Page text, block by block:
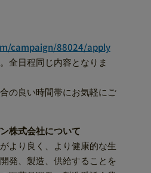
campaign/88024/apply
全日程同じ内容となりま
の良い時間帯にお気軽にご
株式会社について
より良く、より健康的な生
発、製造、供給することを